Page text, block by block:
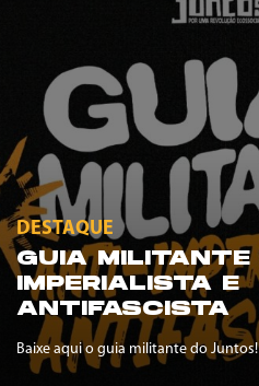
DESTAQUE
GUIA
IMPERIALISTA E
ANTIFASCISTA
Baixe aqui o guia militante do Juntos!